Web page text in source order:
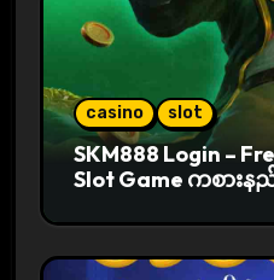
casino slot
SKM888 Login –
Slot Game ကစားန